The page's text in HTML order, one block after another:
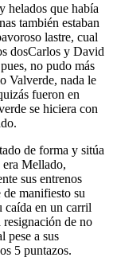
helados que había
también estaban
lastre, cual
dosCarlos y David
no pudo más
Valverde, nada le
fueron en
se hiciera con
de forma y sitúa
Mellado,
sus entrenos
manifiesto su
caída en un carril
de no
pese a sus
5 puntazos.